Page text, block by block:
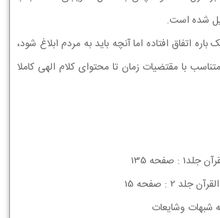
شده است.
اتفاق افتاده اما آنچه باید به مردم ابلاغ شود،
با مقتضیات زمان تا محتوای کلام الهی کاملا
شبهات وشایعات